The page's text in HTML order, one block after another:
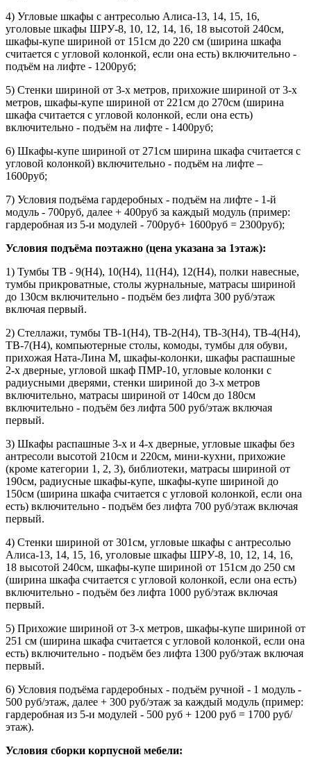
4) Угловые шкафы с антресолью Алиса-13, 14, 15, 16,
уголовые шкафы ШРУ-8, 10, 12, 14, 16, 18 высотой 240см,
шкафы-купе шириной от 151см до 220 см (ширина шкафа
считается с угловой колонкой, если она есть) включительно -
подъём на лифте - 1200руб;
5) Стенки шириной от 3-х метров, прихожие шириной от 3-х
метров, шкафы-купе шириной от 221см до 270см (ширина
шкафа считается с угловой колонкой, если она есть)
включительно - подъём на лифте - 1400руб;
6) Шкафы-купе шириной от 271см ширина шкафа считается с
угловой колонкой) включительно - подъём на лифте –
1600руб;
7) Условия подъёма гардеробных - подъём на лифте - 1-й
модуль - 700руб, далее + 400руб за каждый модуль (пример:
гардеробная из 5-и модулей - 700руб+ 1600руб = 2300руб);
Условия подъёма поэтажно (цена указана за 1этаж):
1) Тумбы ТВ - 9(Н4), 10(Н4), 11(Н4), 12(Н4), полки навесные,
тумбы прикроватные, столы журнальные, матрасы шириной
до 130см включительно - подъём без лифта 300 руб/этаж
включая первый.
2) Стеллажи, тумбы ТВ-1(Н4), ТВ-2(Н4), ТВ-3(Н4), ТВ-4(Н4),
ТВ-7(Н4), компьютерные столы, комоды, тумбы для обуви,
прихожая Ната-Лина М, шкафы-колонки, шкафы распашные
2-х дверные, угловой шкаф ПМР-10, угловые колонки с
радиусными дверями, стенки шириной до 3-х метров
включительно, матрасы шириной от 140см до 180см
включительно - подъём без лифта 500 руб/этаж включая
первый.
3) Шкафы распашные 3-х и 4-х дверные, угловые шкафы без
антресоли высотой 210см и 220см, мини-кухни, прихожие
(кроме категории 1, 2, 3), библиотеки, матрасы шириной от
190см, радиусные шкафы-купе, шкафы-купе шириной до
150см (ширина шкафа считается с угловой колонкой, если она
есть) включительно - подъём без лифта 700 руб/этаж включая
первый.
4) Стенки шириной от 301см, угловые шкафы с антресолью
Алиса-13, 14, 15, 16, уголовые шкафы ШРУ-8, 10, 12, 14, 16,
18 высотой 240см, шкафы-купе шириной от 151см до 250 см
(ширина шкафа считается с угловой колонкой, если она есть)
включительно - подъём без лифта 1000 руб/этаж включая
первый.
5) Прихожие шириной от 3-х метров, шкафы-купе шириной от
251 см (ширина шкафа считается с угловой колонкой, если она
есть) включительно - подъём без лифта 1300 руб/этаж включая
первый.
6) Условия подъёма гардеробных - подъём ручной - 1 модуль -
500 руб/этаж, далее + 300 руб/этаж за каждый модуль (пример:
гардеробная из 5-и модулей - 500 руб + 1200 руб = 1700 руб/
этаж).
Условия сборки корпусной мебели: